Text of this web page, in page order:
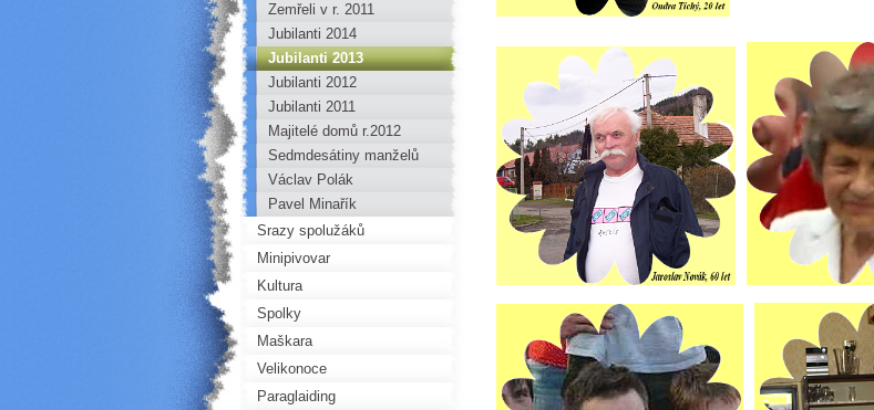
Zemřeli v r. 2011
Jubilanti 2014
Jubilanti 2013
Jubilanti 2012
Jubilanti 2011
Majitelé domů r.2012
Sedmdesátiny manželů
Vamberských
Václav Polák
Pavel Minařík
Srazy spolužáků
Minipivovar
Kultura
Spolky
Maškara
Velikonoce
Paraglaiding